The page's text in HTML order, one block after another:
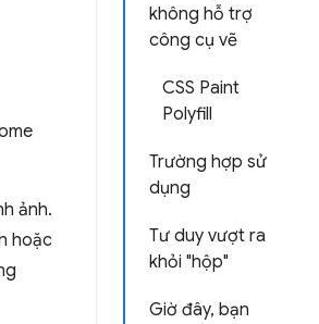
không hỗ trợ
công cụ vẽ
CSS Paint
Polyfill
Trường hợp sử
dụng
Tư duy vượt ra
khỏi "hộp"
Giờ đây, bạn
ảnh.
hoặc